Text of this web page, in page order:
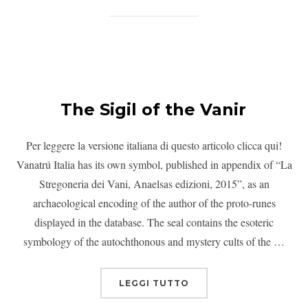
The Sigil of the Vanir
Per leggere la versione italiana di questo articolo clicca qui!
Vanatrú Italia has its own symbol, published in appendix of “La
Stregoneria dei Vani, Anaelsas edizioni, 2015”, as an
archaeological encoding of the author of the proto-runes
displayed in the database. The seal contains the esoteric
symbology of the autochthonous and mystery cults of the …
LEGGI TUTTO